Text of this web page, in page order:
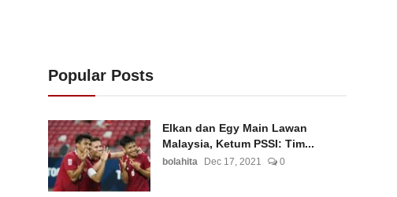
Popular Posts
Elkan dan Egy Main Lawan
Malaysia, Ketum PSSI: Tim...
bolahita Dec 17, 2021 0